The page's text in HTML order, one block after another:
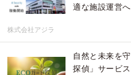
適な施設運営へ
株式会社アジラ
自然と未来を
探偵」サービ